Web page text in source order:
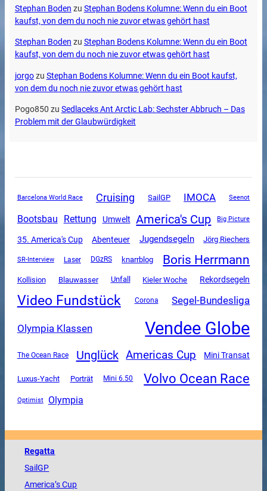
Stephan Boden zu Stephan Bodens Kolumne: Wenn du ein Boot
kaufst, von dem du noch nie zuvor etwas gehört hast
Stephan Boden zu Stephan Bodens Kolumne: Wenn du ein Boot
kaufst, von dem du noch nie zuvor etwas gehört hast
jorgozu Stephan Bodens Kolumne: Wenn du ein Boot kaufst,
von dem du noch nie zuvor etwas gehört hast
Pogo850 zu Sedlaceks Ant Arctic Lab: Sechster Abbruch – Das
Problem mit der Glaubwürdigkeit
Barcelona World Race Cruising SailGP IMOCA Seenot
Bootsbau Rettung Umwelt America's Cup Big Picture
35. America's Cup Abenteuer Jugendsegeln Jörg Riechers
SR-Interview Laser DGzRS knarrblog Boris Herrmann
Kollision Blauwasser Unfall Kieler Woche Rekordsegeln
Video Fundstück Corona Segel-Bundesliga
Olympia Klassen Vendee Globe
The Ocean Race Unglück Americas Cup Mini Transat
Luxus-Yacht Porträt Mini 6.50 Volvo Ocean Race
Optimist Olympia
Regatta
SailGP
America’s Cup